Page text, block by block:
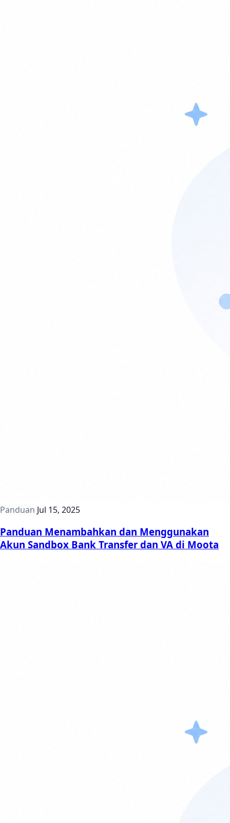
Panduan Jul 15, 2025
Panduan Menambahkan dan Menggunakan
Akun Sandbox Bank Transfer dan VA di Moota